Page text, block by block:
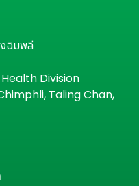
ฉิมพลี
Division
Taling Chan,